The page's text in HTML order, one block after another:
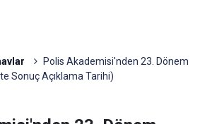
Polis Akademisi'nden 23. Dönem
Sonuç Açıklama Tarihi)